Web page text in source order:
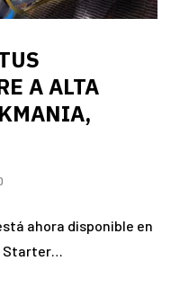
A ALTA
ahora disponible en
Starter…